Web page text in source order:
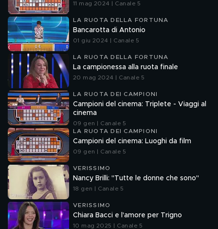
11 mag 2024 | Canale 5
LA RUOTA DELLA FORTUNA
Bancarotta di Antonio
01 giu 2024 | Canale 5
LA RUOTA DELLA FORTUNA
La campionessa alla ruota finale
20 mag 2024 | Canale 5
LA RUOTA DEI CAMPIONI
Campioni del cinema: Triplete - Viaggi al
cinema
09 gen | Canale 5
LA RUOTA DEI CAMPIONI
Campioni del cinema: Luoghi da film
09 gen | Canale 5
VERISSIMO
Nancy Brilli: "Tutte le donne che sono"
18 gen | Canale 5
VERISSIMO
Chiara Bacci e l'amore per Trigno
10 mag 2025 | Canale 5